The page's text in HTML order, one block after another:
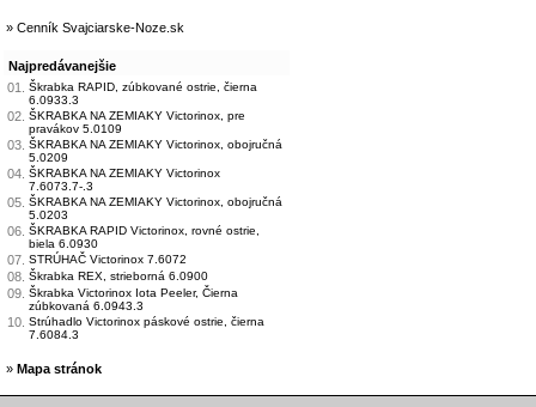
» Cenník Svajciarske-Noze.sk
Najpredávanejšie
01.
Škrabka RAPID, zúbkované ostrie, čierna
6.0933.3
02. ŠKRABKA NA ZEMIAKY Victorinox, pre
pravákov 5.0109
03. ŠKRABKA NA ZEMIAKY Victorinox, obojručná
5.0209
04. ŠKRABKA NA ZEMIAKY Victorinox
7.6073.7-.3
05. ŠKRABKA NA ZEMIAKY Victorinox, obojručná
5.0203
06. ŠKRABKA RAPID Victorinox, rovné ostrie,
biela 6.0930
07. STRÚHAČ Victorinox 7.6072
08. Škrabka REX, strieborná 6.0900
09. Škrabka Victorinox Iota Peeler, Čierna
zúbkovaná 6.0943.3
10. Strúhadlo Victorinox páskové ostrie, čierna
7.6084.3
» Mapa stránok